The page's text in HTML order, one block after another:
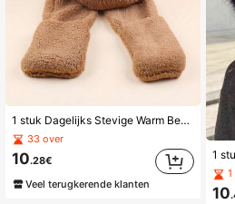
1 stuk Dagelijks Stevige Warm Beer Winter Hoed Schattig
33 over
10.28€
Veel terugkerende klanten
10